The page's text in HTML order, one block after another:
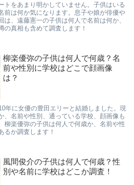
トをあまり明かしていません。子供はいる
前は何か気になります。息子や娘が俳優や
は、遠藤憲一の子供は何人で名前は何か、
の真相も含めて調査します！
柳楽優弥の子供は何人で何歳？名
前や性別に学校はどこで顔画像
は？
年に女優の豊田エリーと結婚しました。現
、名前や性別、通っている学校、顔画像も
柳楽優弥の子供は何人で何歳か、名前や性
るか調査します！
風間俊介の子供は何人で何歳？性
別や名前に学校はどこか調査！